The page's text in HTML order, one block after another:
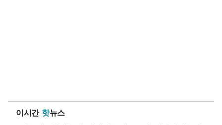
이시간 핫뉴스